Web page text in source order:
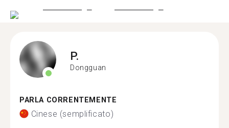
P.
Dongguan
PARLA CORRENTEMENTE
Cinese (semplificato)